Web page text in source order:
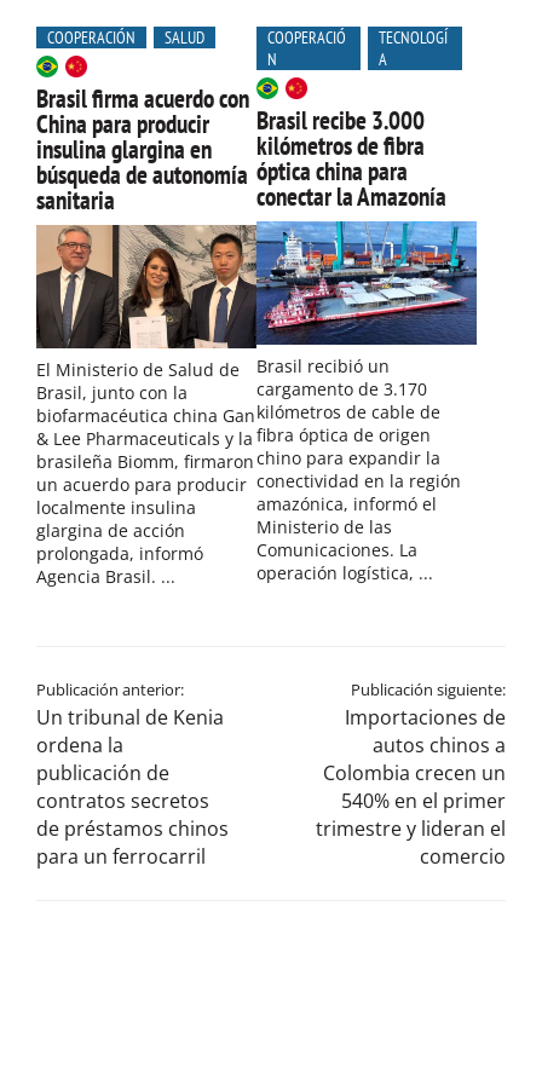
COOPERACIÓN SALUD
Brasil firma acuerdo con
China para producir
insulina glargina en
búsqueda de autonomía
sanitaria
El Ministerio de Salud de
Brasil, junto con la
biofarmacéutica china Gan
& Lee Pharmaceuticals y la
brasileña Biomm, firmaron
un acuerdo para producir
localmente insulina
glargina de acción
prolongada, informó
Agencia Brasil. ...
COOPERACIÓ
N
TECNOLOGÍ
A
Brasil recibe 3.000
kilómetros de fibra
óptica china para
conectar la Amazonía
Brasil recibió un
cargamento de 3.170
kilómetros de cable de
fibra óptica de origen
chino para expandir la
conectividad en la región
amazónica, informó el
Ministerio de las
Comunicaciones. La
operación logística, ...
Publicación anterior:
Un tribunal de Kenia
ordena la
publicación de
contratos secretos
de préstamos chinos
para un ferrocarril
Publicación siguiente:
Importaciones de
autos chinos a
Colombia crecen un
540% en el primer
trimestre y lideran el
comercio